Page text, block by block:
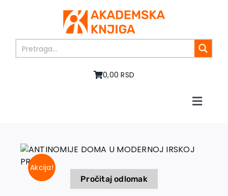
0,00 RSD
Toggle
Knjige
U pripremi
Akcija!
Pročitaj odlomak